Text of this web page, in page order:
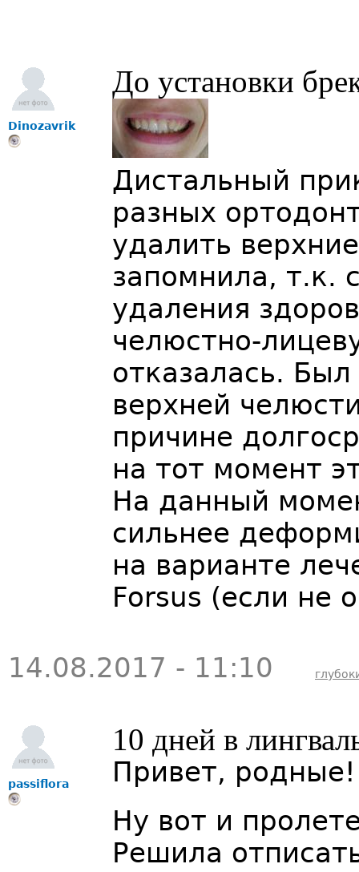
Dinozavrik
До установки
Дистальный
разных
удалить
запомнила, т.к.
удаления
челюстно-
отказалась.
верхней
причине
на тот момент
На данный
сильнее
на варианте
Forsus (если не
14.08.2017 - 11:10
passiflora
10 дней в
Привет, родные!
Ну вот и
Решила